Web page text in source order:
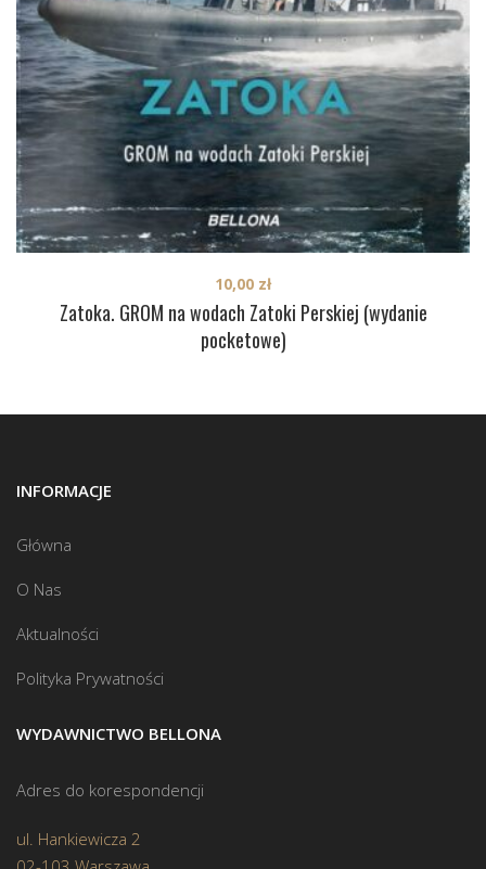
Zatoka. GROM na wodach Zatoki Perskiej (wydanie
pocketowe)
10,00 zł
INFORMACJE
Główna
O Nas
Aktualności
Polityka Prywatności
WYDAWNICTWO BELLONA
Adres do korespondencji
ul. Hankiewicza 2